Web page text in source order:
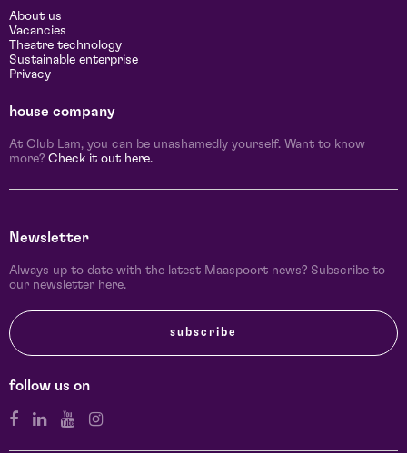
About us
Vacancies
Theatre technology
Sustainable enterprise
Privacy
house company
At Club Lam, you can be unashamedly yourself. Want to know
more? Check it out here.
Newsletter
Always up to date with the latest Maaspoort news? Subscribe to
our newsletter here.
subscribe
follow us on